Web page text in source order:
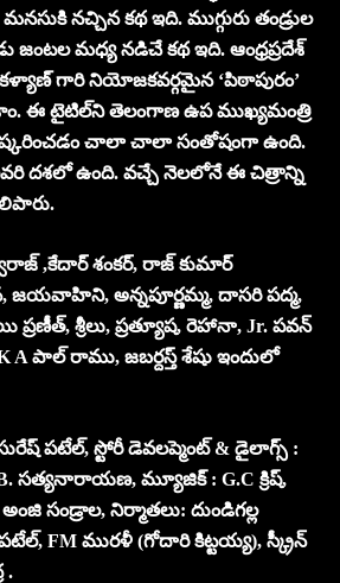
నచ్చిన కథ ఇది. ముగ్గురు తండ్రుల
జంటల మధ్య నడిచే కథ ఇది. ఆంధ్రప్రదేశ్‌
గారి నియోజకవర్గమైన ‘పిఠాపురం’
ఈ టైటిల్‌ని తెలంగాణ ఉప ముఖ్యమంత్రి
చాలా చాలా సంతోషంగా ఉంది.
చివరి దశలో ఉంది. వచ్చే నెలలోనే ఈ చిత్రాన్ని
,కేదార్ శంకర్, రాజ్ కుమార్
అన్నపూర్ణమ్మ, దాసరి పద్మ,
శ్రీలు, ప్రత్యూష, రెహానా, Jr. పవన్
A పాల్ రాము, జబర్దస్త్ శేషు ఇందులో
పటేల్, స్టోరీ డెవలప్మెంట్ & డైలాగ్స్ :
సత్యనారాయణ, మ్యూజిక్ : G.C క్రిష్,
సండ్రాల, నిర్మాతలు: దుండిగల్ల
పటేల్, FM మురళీ (గోదారి కిట్టయ్య), స్క్రీన్
.